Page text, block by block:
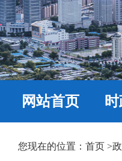
网站首页
您现在的位置： 首页 >